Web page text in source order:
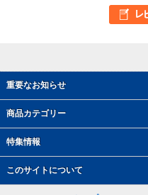
重要なお知らせ
商品カテゴリー
特集情報
このサイトについて